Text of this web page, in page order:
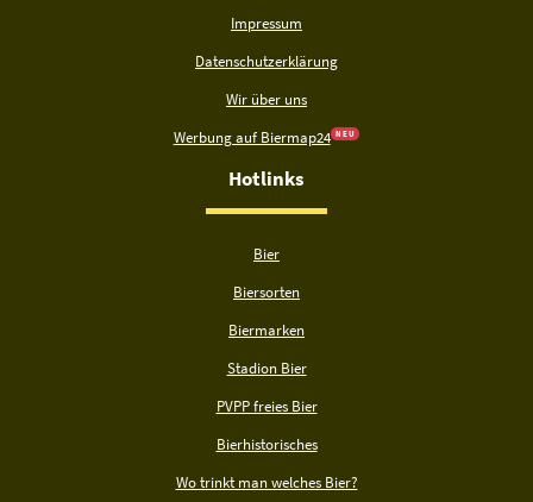
Impressum
Datenschutzerklärung
Wir über uns
Werbung auf Biermap24 N E U
Hotlinks
Bier
Biersorten
Biermarken
Stadion Bier
PVPP freies Bier
Bierhistorisches
Wo trinkt man welches Bier?